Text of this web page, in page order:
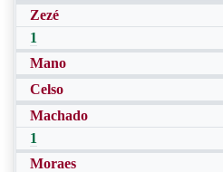
Zezé
1
Mano
Celso
Machado
1
Moraes